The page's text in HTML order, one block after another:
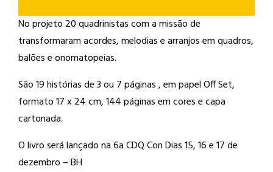
No projeto 20 quadrinistas com a missão de
transformaram acordes, melodias e arranjos em quadros,
balões e onomatopeias.
São 19 histórias de 3 ou 7 páginas , em papel Off Set,
formato 17 x 24 cm, 144 páginas em cores e capa
cartonada.
O livro será lançado na 6a CDQ Con Dias 15, 16 e 17 de
dezembro – BH